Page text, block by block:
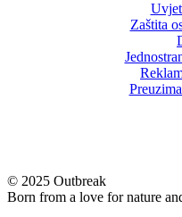
Zaštita
© 2025 Outbreak
Born from a love for nature